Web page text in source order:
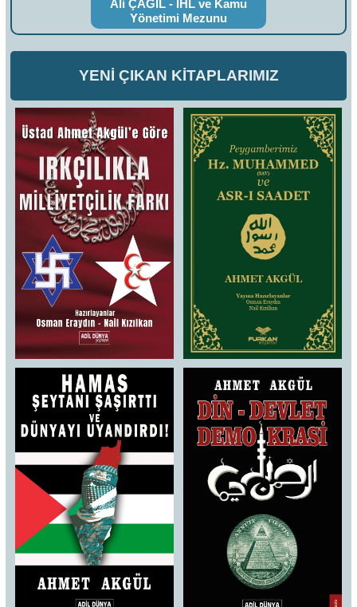
Ali ÇAĞIL - İHL ve Kamu
Yönetimi Mezunu
YENİ ÇIKAN KİTAPLARIMIZ